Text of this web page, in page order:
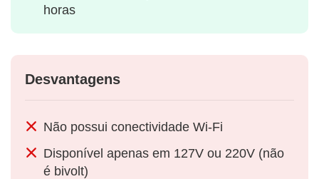
horas
Desvantagens
Não possui conectividade Wi-Fi
Disponível apenas em 127V ou 220V (não
é bivolt)